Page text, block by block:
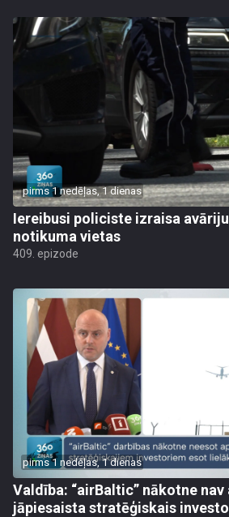
pirms 1 nedēļas, 1 dienas
Iereibusi policiste izraisa
notikuma vietas
409. epizode
pirms 1 nedēļas, 1 dienas
Valdība: “airBaltic” nākotne
jāpiesaista stratēģiskais